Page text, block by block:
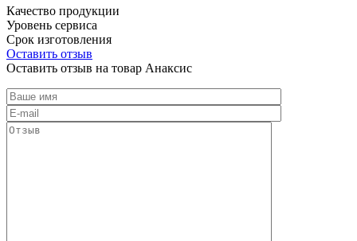
Качество продукции
Уровень сервиса
Срок изготовления
Оставить отзыв
Оставить отзыв на товар Анаксис